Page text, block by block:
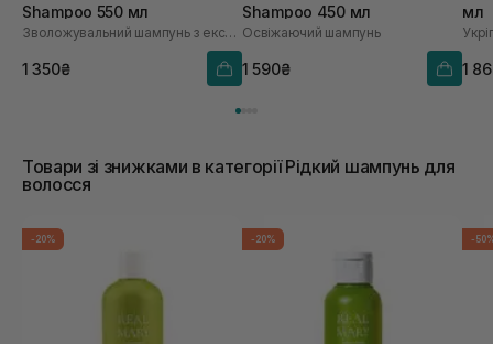
Shampoo 550 мл
Зволожувальний шампунь з екстрактом зерна
1 350₴
Shampoo 450 мл
Освіжаючий шампунь
1 590₴
мл
1
Товари зі знижками в категорії Рідкий шампунь для
волосся
-20% -20% -